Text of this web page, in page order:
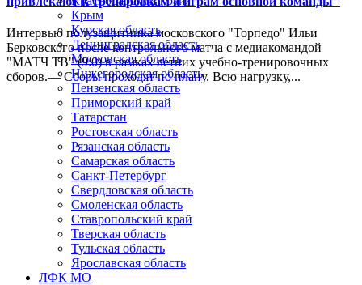
Интервью полузащитника московского "Торпедо" Ильи
Берковского после контрольного матча с медиакомандой
"МАТЧ ТВ" (9:0) в рамках летних учебно-тренировочных
сборов.— Сборы проходят по плану. Всю нагрузку,...
Крым
Курская область
Ленинградская область
Московская область
Нижегородская область
Пензенская область
Приморский край
Татарстан
Ростовская область
Рязанская область
Самарская область
Санкт-Петербург
Свердловская область
Смоленская область
Ставропольский край
Тверская область
Тульская область
Ярославская область
ЛФК МО